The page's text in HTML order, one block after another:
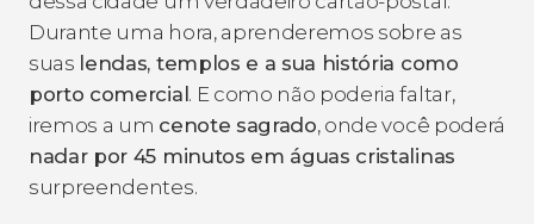
Durante uma hora, aprenderemos sobre as
suas lendas, templos e a sua história como
porto comercial. E como não poderia faltar,
iremos a um cenote sagrado, onde você poderá
nadar por 45 minutos em águas cristalinas
surpreendentes.